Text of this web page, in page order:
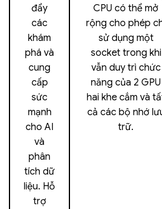
đẩy
các
khám
phá và
cung
cấp
sức
mạnh
cho AI
và
phân
tích dữ
liệu. Hỗ
trợ
CPU có thể mở
rộng cho phép
sử dụng một
socket trong khi
vẫn duy trì chức
năng của 2 GPU
hai khe cắm và
cả các bộ nhớ
trữ.